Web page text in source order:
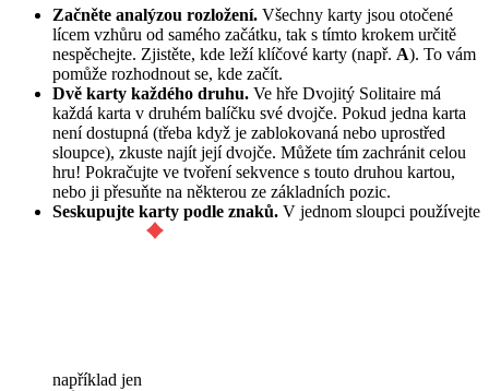
Začněte analýzou rozložení. Všechny karty jsou otočené
lícem vzhůru od samého začátku, tak s tímto krokem určitě
nespěchejte. Zjistěte, kde leží klíčové karty (např. A). To vám
pomůže rozhodnout se, kde začít.
Dvě karty každého druhu. Ve hře Dvojitý Solitaire má
každá karta v druhém balíčku své dvojče. Pokud jedna karta
není dostupná (třeba když je zablokovaná nebo uprostřed
sloupce), zkuste najít její dvojče. Můžete tím zachránit celou
hru! Pokračujte ve tvoření sekvence s touto druhou kartou,
nebo ji přesuňte na některou ze základních pozic.
Seskupujte karty podle znaků. V jednom sloupci používejte
například jen